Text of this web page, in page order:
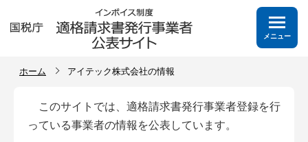
メニュー
ホーム アイテック株式会社の情報
このサイトでは、適格請求書発行事業者登録を行
っている事業者の情報を公表しています。